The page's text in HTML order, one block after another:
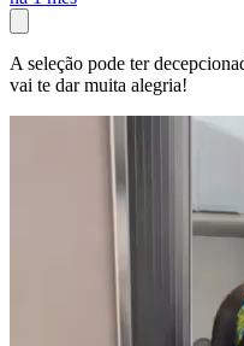
A seleção pode ter
vai te dar muita alegria!